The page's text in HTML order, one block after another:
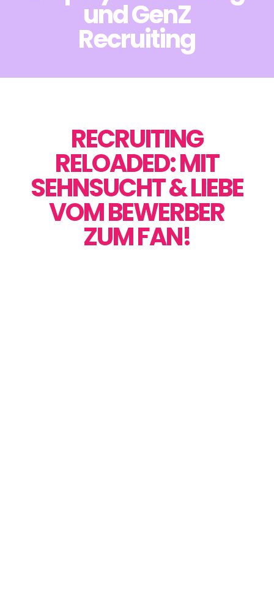
und GenZ
Recruiting
RECRUITING
RELOADED: MIT
SEHNSUCHT & LIEBE
VOM BEWERBER
ZUM FAN!